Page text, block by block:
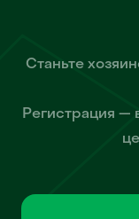
Станьте
Регистрация —